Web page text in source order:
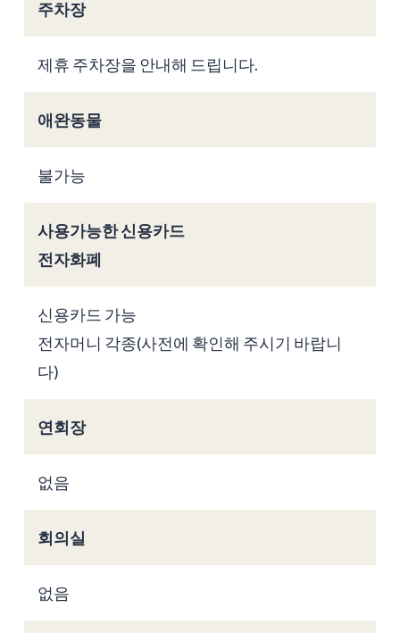
주차장
제휴 주차장을 안내해 드립니다.
애완동물
불가능
사용가능한 신용카드
전자화폐
신용카드 가능
전자머니 각종(사전에 확인해 주시기 바랍니
다)
연회장
없음
회의실
없음